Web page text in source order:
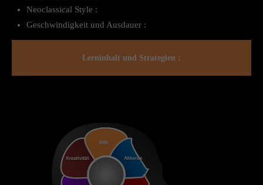
Neoclassical Style :
Geschwindigkeit und Ausdauer :
Lerninhalt und Strategien :